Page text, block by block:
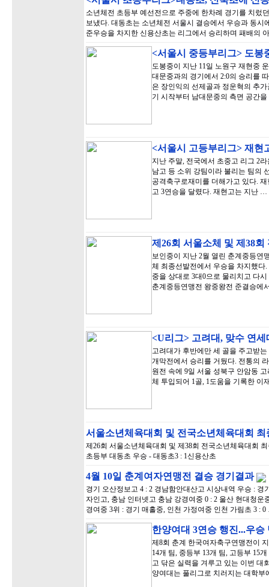
소년체전 초등부 예선전으로 주중에 한차례 경기를 치렀
보냈다. 대동초는 소년체전 서울시 결승에서 우승과 동
준우승을 차지한 신용산초는 리그에서 승리하며 패배의
<서울시 중등부리그> 도봉
도봉중이 지난 11일 노원구 재현중
대문중과의 경기에서 2:0의 승리를
은 장인익의 선제골과 정운혁의 추
기 시작부터 남대문중의 측면 공간
<서울시 고등부리그> 재현
지난 주말, 전국에서 초중고 리그 2
남고 등 소위 강팀이라 불리는 팀의
공격축구로재미를 더해가고 있다.
고 3연승을 달렸다. 재현고는 지난 …
제26회 서울소체 및 제38
보인중이 지난 2월 열린 춘계중등연
체 최종선발전에서 우승을 차지했다
중을 상대로 3대0으로 물리치고 다
춘계중등연맹전 왕중왕전 준결승에
<U리그> 고려대, 맞수 연
고려대가 후반에만 세 골을 주고받
개막전에서 승리를 거뒀다. 전통의
원전 속에 9일 서울 성북구 안암동
체 투입되어 1골, 1도움을 기록한 이
서울소년체육대회 및 전국소년체육대회
제26회 서울소년체육대회 및 제38회 전국소년체육대회
초등부 대동초 우승 - 대동초3 : 1신용산초
4월 10일 춘계여자연맹전 결승 경기결과
경기 오산정보고 4 : 2 경남함안대산고 시상내역 우승 :
자인고, 충남 인터넷고 충남 강경여중 0 : 2 울산 현대청
경여중 3위 : 경기 매홀중, 인천 가정여중 인천 가림초 3 :
한양여대 3연승 행진...우승
제8회 춘계 한국여자축구연맹전이
14개 팀, 중등부 13개 팀, 고등부 15
고 닦은 실력을 겨루고 있는 이번 대
양여대는 풀리그로 치러지는 대학